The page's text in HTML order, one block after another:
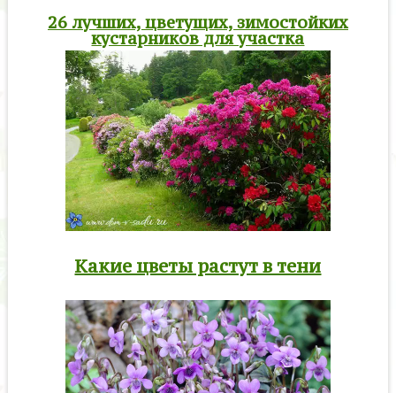
26 лучших, цветущих, зимостойких
кустарников для участка
Какие цветы растут в тени